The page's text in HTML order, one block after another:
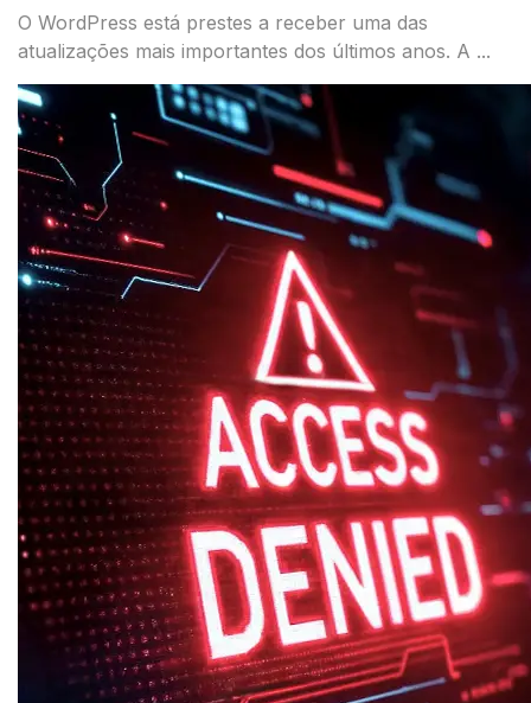
O WordPress está prestes a receber uma das
atualizações mais importantes dos últimos anos. A ...